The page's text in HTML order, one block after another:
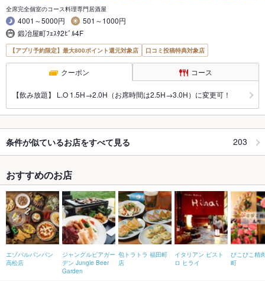
全席完全個室のコース料理専門居酒屋
4001～5000円
501～1000円
鍛冶屋町ﾌｪｽﾀ2ﾋﾞﾙ4F
【アプリ予約限定】最大800ポイント還元対象店 口コミ投稿特典対象店
クーポン コース
【飲み放題】 L.O 1.5H→2.0H（お席時間は2.5H→3.0H）に変更可！
条件が似ているお店をすべて見る 203
おすすめのお店
エゾバルバンバン
高松店
ジャングルビアガー
デン Jungle Beer
Garden
包トラトラ 福田町
店
イタリアン ビスト
ロ ヒライ
ぴこぴこ精
町